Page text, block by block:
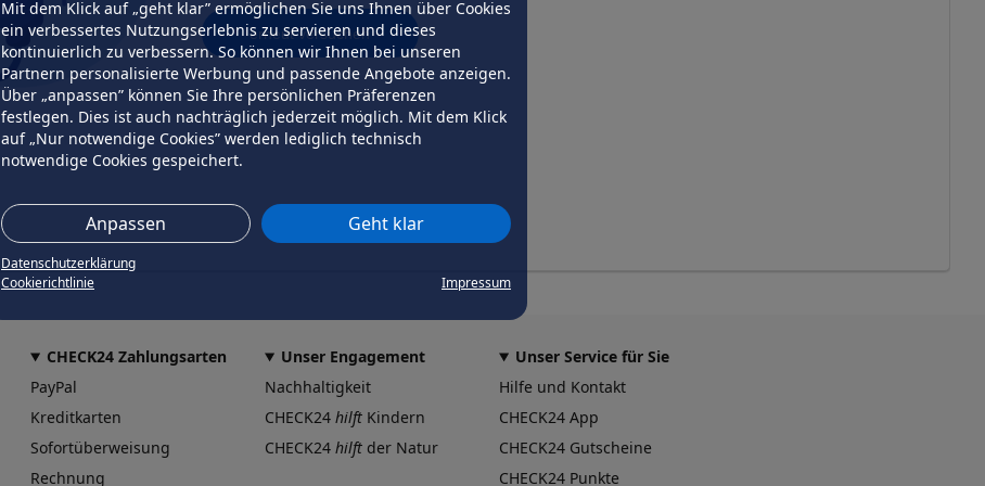
Mit dem Klick auf „geht klar” ermöglichen Sie uns Ihnen über Cookies
ein verbessertes Nutzungserlebnis zu servieren und dieses
kontinuierlich zu verbessern. So können wir Ihnen bei unseren
Partnern personalisierte Werbung und passende Angebote anzeigen.
Über „anpassen” können Sie Ihre persönlichen Präferenzen
festlegen. Dies ist auch nachträglich jederzeit möglich. Mit dem Klick
auf „Nur notwendige Cookies” werden lediglich technisch
notwendige Cookies gespeichert.
Anpassen Geht klar
Datenschutzerklärung
Cookierichtlinie
Impressum
erneut versuchen
CHECK24 Zahlungsarten
PayPal
Kreditkarten
Sofortüberweisung
Rechnung
Unser Engagement
Nachhaltigkeit
CHECK24 hilft Kindern
CHECK24 hilft der Natur
Unser Service für Sie
Hilfe und Kontakt
CHECK24 App
CHECK24 Gutscheine
CHECK24 Punkte